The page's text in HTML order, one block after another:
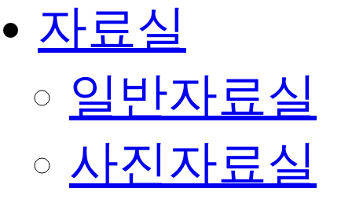
자료실
일반자료실
사진자료실